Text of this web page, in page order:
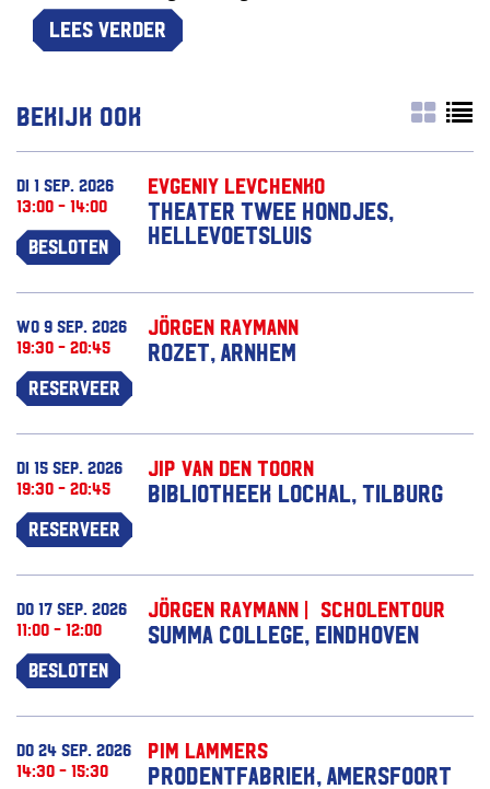
Lees verder
Bekijk ook
Evgeniy Levchenko
Theater Twee Hondjes,
Hellevoetsluis
di 1 sep. 2026
13:00 - 14:00
Besloten
Jörgen Raymann
Rozet, Arnhem
wo 9 sep. 2026
19:30 - 20:45
Reserveer
Jip van den Toorn
Bibliotheek Lochal, Tilburg
di 15 sep. 2026
19:30 - 20:45
Reserveer
Jörgen Raymann | Scholentour
Summa College, Eindhoven
do 17 sep. 2026
11:00 - 12:00
Besloten
Pim Lammers
Prodentfabriek, Amersfoort
do 24 sep. 2026
14:30 - 15:30